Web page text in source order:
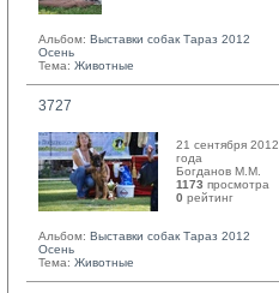
Альбом: Выставки собак Тараз 2012
Осень
Тема: Животные
3727
21 сентября 2012
года
Богданов М.М.
1173 просмотра
0 рейтинг
Альбом: Выставки собак Тараз 2012
Осень
Тема: Животные